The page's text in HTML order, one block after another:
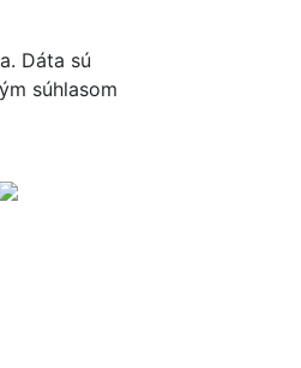
Dáta sú
súhlasom